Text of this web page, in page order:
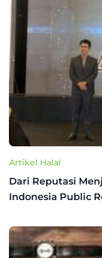
Artikel Halal
Dari Reputasi
Indonesia Public